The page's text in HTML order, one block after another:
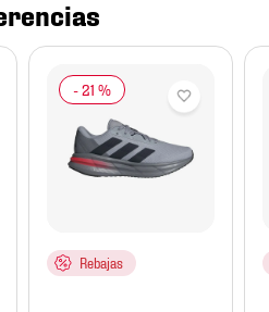
-21 %
Rebajas